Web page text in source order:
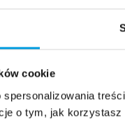
cookie
o tym, jak